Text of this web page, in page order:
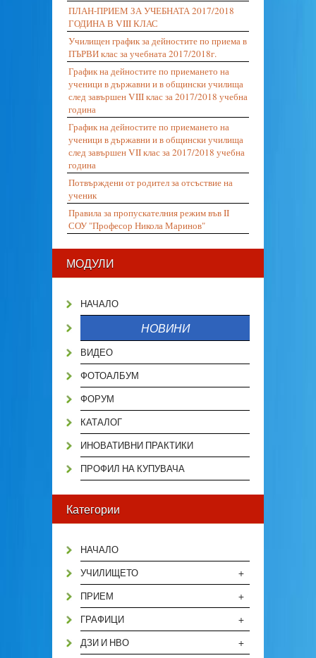
ПЛАН-ПРИЕМ ЗА УЧЕБНАТА 2017/2018
ГОДИНА В VIII КЛАС
Училищен график за дейностите по приема в
ПЪРВИ клас за учебната 2017/2018г.
График на дейностите по приемането на
ученици в държавни и в общински училища
след завършен VIII клас за 2017/2018 учебна
година
График на дейностите по приемането на
ученици в държавни и в общински училища
след завършен VII клас за 2017/2018 учебна
година
Потвърждени от родител за отсъствие на
ученик
Правила за пропускателния режим във II
СОУ "Професор Никола Маринов"
МОДУЛИ
НАЧАЛО
НОВИНИ
ВИДЕО
ФОТОАЛБУМ
ФОРУМ
КАТАЛОГ
ИНОВАТИВНИ ПРАКТИКИ
ПРОФИЛ НА КУПУВАЧА
Категории
НАЧАЛО
+
УЧИЛИЩЕТО
+
ПРИЕМ
+
ГРАФИЦИ
+
ДЗИ И НВО